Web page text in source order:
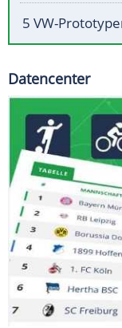
5 VW-
Datencenter